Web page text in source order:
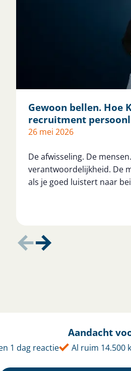
Gewoon bellen. Hoe
recruitment
26 mei 2026
De afwisseling. De
verantwoordelijkheid. De
als je goed luistert naar
Aandacht
1 dag reactie Al ruim 14.500